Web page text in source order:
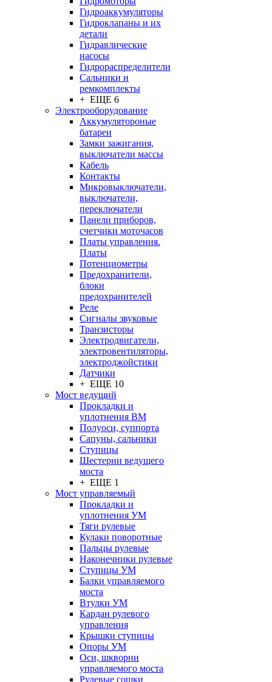
Гидроаккумуляторы
Гидроклапаны и их
детали
Гидравлические
насосы
Гидрораспределители
Сальники и
ремкомплекты
+ ЕЩЕ 6
Электрооборудование
Аккумулятороные
батареи
Замки зажигания,
выключатели массы
Кабель
Контакты
Микровыключатели,
выключатели,
переключатели
Панели приборов,
счетчики моточасов
Платы управления.
Платы
Потенциометры
Предохранители,
блоки
предохранителей
Реле
Сигналы звуковые
Транзисторы
Электродвигатели,
электровентиляторы,
электроджойстики
Датчики
+ ЕЩЕ 10
Мост ведущий
Прокладки и
уплотнения ВМ
Полуоси, суппорта
Сапуны, сальники
Ступицы
Шестерни ведущего
моста
+ ЕЩЕ 1
Мост управляемый
Прокладки и
уплотнения УМ
Тяги рулевые
Кулаки поворотные
Пальцы рулевые
Наконечники рулевые
Ступицы УМ
Балки управляемого
моста
Втулки УМ
Кардан рулевого
управления
Крышки ступицы
Опоры УМ
Оси, шкворни
управляемого моста
Рулевые сошки